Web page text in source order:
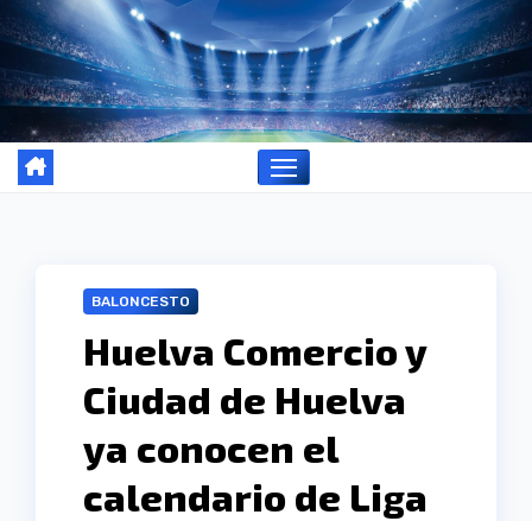
al
contenido
BALONCESTO
Huelva Comercio y
Ciudad de Huelva
ya conocen el
calendario de Liga